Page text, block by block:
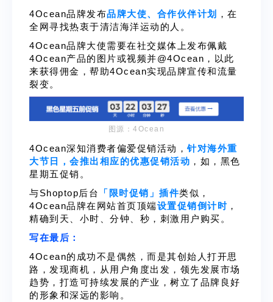
4Ocean品牌发布品牌大使、合作伙伴计划
，在
全网寻找热衷于清洁海洋运动的人。
4Ocean品牌大使需要在社交媒体上发布佩戴
4Ocean产品的图片或视频并@4Ocean，以此
来获得佣金，帮助4Ocean实现品牌宣传和流量
裂变。
图源：4Ocean
4Ocean深知消费者偏爱促销活动，针对海外重
大节日，会推出相应的优惠促销活动 ，如，黑色
星期五促销。
与Shoptop后台
「限时促销」插件类似，
4Ocean品牌在网站首页顶端设置促销倒计时 ，
精确到天、小时、分钟、秒，刺激用户购买。
写在最后：
4Ocean的成功不是偶然，而是其创始人打开思
路，发现商机，从用户角度出发，领先发展市场
趋势，打造可持续发展的产业，树立了品牌良好
的形象和深远的影响。